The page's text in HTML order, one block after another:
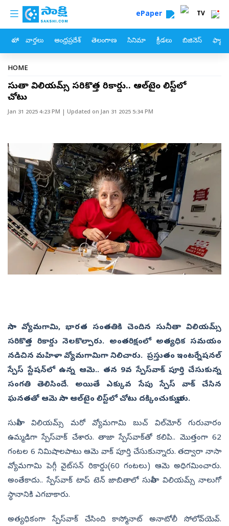
Skip to main content
custom menu ePaper TV
హోం వార్తలు ఆంధ్రప్రదేశ్ తెలంగాణ సినిమా క్రీడలు బిజినెస్
Breadcrumb
HOME
సునీతా విలియమ్స్‌ సరికొత్త రికార్డు.. ఆల్‌టైం లిస్ట్‌లో
చోటు
Jan 31 2025 4:23 PM | Updated onJan 31 2025 5:34 PM
నాసా వ్యోమగామి, భారత సంతతికి చెందిన సునీతా విలియమ్స్‌
సరికొత్త రికార్డు నెలకొల్పారు. అంతరిక్షంలో అత్యధిక సమయం
నడిచిన మహిళా వ్యోమగామిగా నిలిచారు. ప్రస్తుతం ఇంటర్నేషనల్‌
స్పేస్‌ స్టేషన్‌లో ఉన్న ఆమె.. తన 9వ స్పేస్‌వాక్‌ పూర్తి చేసుకున్న
సంగతి తెలిసిందే. అయితే ఎక్కువ సేపు స్పేస్‌ వాక్‌ చేసిన
ఘనతతో ఆమె నాసా ఆల్‌టైం లిస్ట్‌లో చోటు దక్కించుకున్నారు.
సునీతా విలియమ్స్ మరో వ్యోమగామి బుచ్‌ విల్‌మోర్‌ గురువారం
ఉమ్మడిగా స్పేస్‌వాక్‌ చేశారు. తాజా స్పేస్‌వాక్‌తో కలిపి.. మొత్తంగా 62
గంటల 6 నిమిషాలపాటు ఆమె వాక్‌ పూర్తి చేసుకున్నారు. తద్వారా నాసా
వ్యోమగామి పెగ్గీ వైట్‌సన్‌ రికార్డు(60 గంటలు) ఆమె అధిగమించారు.
అంతేకాదు.. స్పేస్‌వాక్‌ టాప్‌ టెన్‌ జాబితాలో సునీతా విలియమ్స్‌ నాలుగో
స్థానానికి ఎగబాకారు.
అత్యధికంగా స్పేస్‌వాక్‌ చేసింది కాస్మోనాట్‌ అనాటోలీ సోలోవ్‌యెవ్‌.